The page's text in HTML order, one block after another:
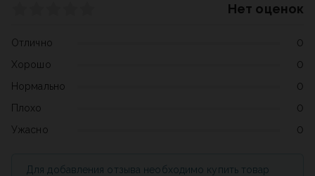
Нет оценок
Отлично
0
Хорошо
0
Нормально
0
Плохо
0
Ужасно
0
Для добавления отзыва необходимо купить товар